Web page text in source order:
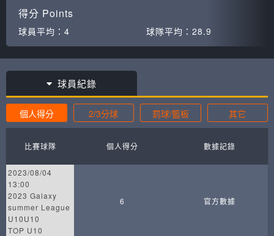
得分 Points
球員平均： 4 球隊平均： 28.9
球員紀錄
個人得分 2/3分球 罰球/籃板 其它
比賽球隊 個人得分 數據記錄
2023/08/04
13:00
2023 Galaxy
summer League
U10U10
TOP U10
6 官方數據